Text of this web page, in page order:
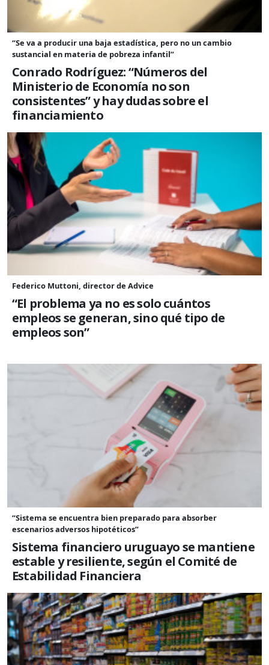
“Se va a producir una baja estadística, pero no un cambio
sustancial en materia de pobreza infantil”
Conrado Rodríguez: “Números del
Ministerio de Economía no son
consistentes” y hay dudas sobre el
financiamiento
Federico Muttoni, director de Advice
“El problema ya no es solo cuántos
empleos se generan, sino qué tipo de
empleos son”
“Sistema se encuentra bien preparado para absorber
escenarios adversos hipotéticos”
Sistema financiero uruguayo se mantiene
estable y resiliente, según el Comité de
Estabilidad Financiera